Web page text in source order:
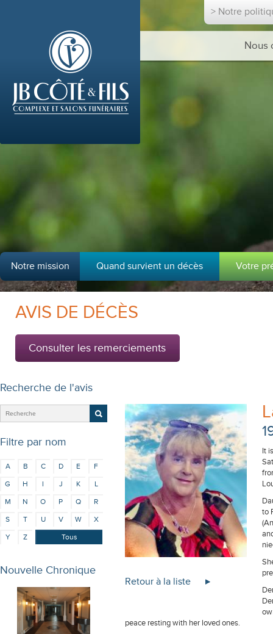
> Notre
Nous
Notre mission Quand survient un décès Votre
AVIS DE DÉCÈS
Consulter les remerciements
Recherche de l'avis
Filtre par nom
A B C D E
F
G
H I J K
L
M
N O P Q
R
S
T U V W
X
Y
Z Tous
Retour à la liste
It
to
peace resting with her loved ones.
Nouvelle Chronique